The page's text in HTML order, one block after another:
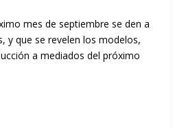
mes de septiembre se den a
y que se revelen los modelos,
a mediados del próximo